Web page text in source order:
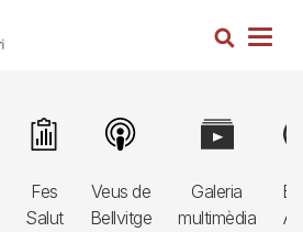
Cerca
Fes
Salut
Image
Veus de
Bellvitge
Image
Galeria
multimèdia
Image